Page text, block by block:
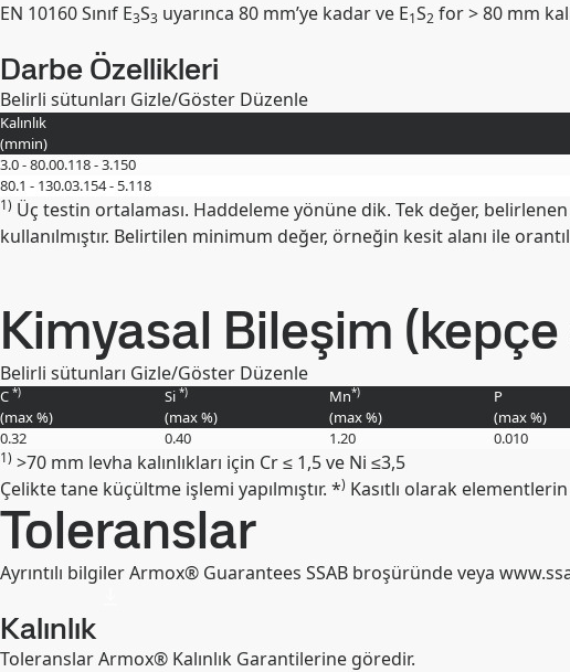
EN 10160 Sınıf E3S3 uyarınca 80 mm’ye kadar ve E1S2 for > 80 mm
Darbe Özellikleri
Belirli sütunları Gizle/Göster Düzenle
Kalınlık
(mmin)
3.0 - 80.00.118 - 3.150
80.1 - 130.03.154 - 5.118
1) Üç testin ortalaması. Haddeleme yönüne dik. Tek değer,
kullanılmıştır. Belirtilen minimum değer, örneğin kesit alanı ile
Kimyasal Bileşim
Belirli sütunları Gizle/Göster Düzenle
C *)
(max%)
Si *)
(max%)
Mn*)
(max%)
P
(max%)
0.32
0.40 1.20 0.010
1) >70 mm levha kalınlıkları için Cr ≤ 1,5 ve Ni ≤3,5
Çelikte tane küçültme işlemi yapılmıştır. *) Kasıtlı olarak elementlerin
Toleranslar
Ayrıntılı bilgiler Armox® Guarantees SSAB broşüründe veya
Kalınlık
Toleranslar Armox® Kalınlık Garantilerine göredir.